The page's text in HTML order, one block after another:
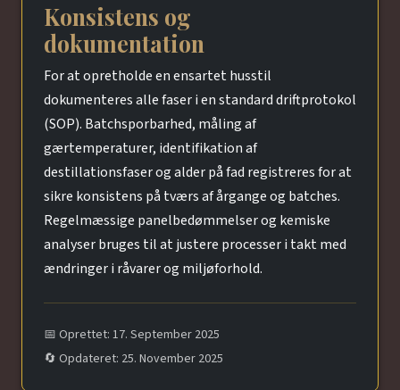
Konsistens og
dokumentation
For at opretholde en ensartet husstil
dokumenteres alle faser i en standard driftprotokol
(SOP). Batchsporbarhed, måling af
gærtemperaturer, identifikation af
destillationsfaser og alder på fad registreres for at
sikre konsistens på tværs af årgange og batches.
Regelmæssige panelbedømmelser og kemiske
analyser bruges til at justere processer i takt med
ændringer i råvarer og miljøforhold.
📅 Oprettet: 17. September 2025
🔄 Opdateret: 25. November 2025